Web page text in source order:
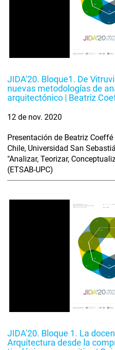
JIDA'20. Bloque1. De
nuevas metodologías de
arquitectónico | Beatriz
12 de nov. 2020
Presentación de Beatriz
Chile, Universidad San
"Analizar, Teorizar,
(ETSAB-UPC)
JIDA'20. Bloque 1. La
Arquitectura desde la